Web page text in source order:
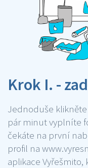
Krok I. -
Jednoduše
pár minut vyplníte
čekáte na první
profil na
aplikace Vyřešmito,